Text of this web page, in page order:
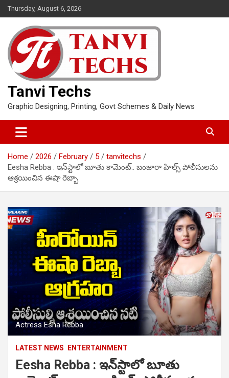
Skip
to
content
Thursday, August 6, 2026
Tanvi Techs
Graphic Designing, Printing, Govt Schemes & Daily News
Home 2026 February 5
tanvitechs
Eesha Rebba : ఇన్‌స్టాలో బూతు కామెంట్.. బంజారా హిల్స్ పోలీసులను
ఆశ్రయించిన ఈషా రెబ్బా
Actress Esha Rebba
LATEST NEWS ENTERTAINMENT
Eesha Rebba : ఇన్‌స్టాలో బూతు